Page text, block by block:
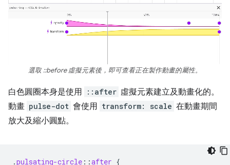
選取 ::before 虛擬元素後，即可查看正在製作動畫的屬性。
白色圓圈本身是使用 ::after 虛擬元素建立及動畫化的。
動畫 pulse-dot 會使用 transform: scale 在動畫期間
放大及縮小圓點。
.pulsating-circle ::after {